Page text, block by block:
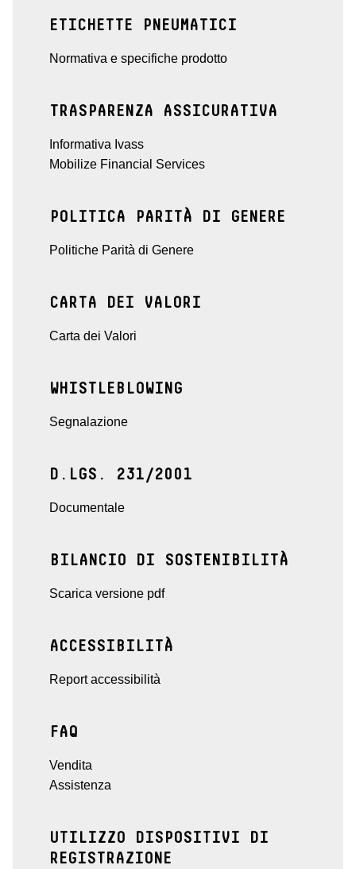
ETICHETTE PNEUMATICI
Normativa e specifiche prodotto
TRASPARENZA ASSICURATIVA
Informativa Ivass
Mobilize Financial Services
POLITICA PARITÀ DI GENERE
Politiche Parità di Genere
CARTA DEI VALORI
Carta dei Valori
WHISTLEBLOWING
Segnalazione
D.LGS. 231/2001
Documentale
BILANCIO DI SOSTENIBILITÀ
Scarica versione pdf
ACCESSIBILITÀ
Report accessibilità
FAQ
Vendita
Assistenza
UTILIZZO DISPOSITIVI DI
REGISTRAZIONE